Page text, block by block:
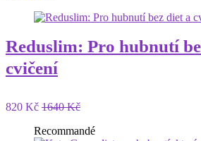
Reduslim: Pro hubnutí
cvičení
820 Kč 1640 Kč
Recommandé